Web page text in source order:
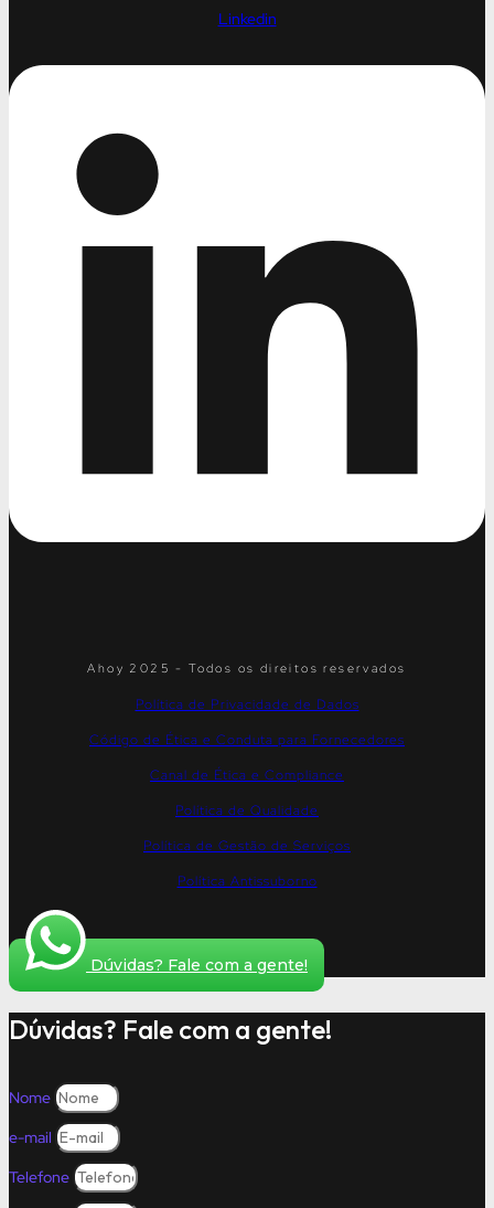
Linkedin
Ahoy 2025 - Todos os direitos reservados
Política de Privacidade de Dados
Código de Ética e Conduta para Fornecedores
Canal de Ética e Compliance
Política de Qualidade
Política de Gestão de Serviços
Política Antissuborno
Dúvidas? Fale com a gente!
Dúvidas? Fale com a gente!
Nome
e-mail
Telefone